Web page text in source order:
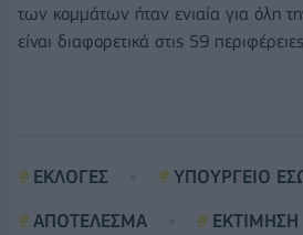
των κομμάτων ήταν ενιαία για όλη
είναι διαφορετικά στις 59
ΕΚΛΟΓΕΣ
ΥΠΟΥΡΓΕΙΟ
ΑΠΟΤΕΛΕΣΜΑ
ΕΚΤΙΜΗΣΗ